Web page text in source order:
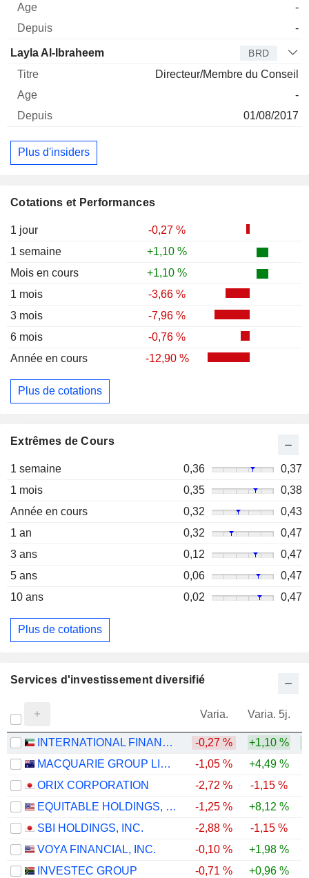
Cotations et Performances
1 jour
-0,27 %
1 semaine
+1,10 %
Mois en cours
+1,10 %
1 mois
-3,66 %
3 mois
-7,96 %
6 mois
-0,76 %
Année en cours
-12,90 %
Plus de cotations
Extrêmes de Cours
1 semaine 0,36
0,37
1 mois
0,35
0,38
Année en cours
0,32
0,43
1 an
0,32
0,47
3 ans
0,12
0,47
5 ans
0,06
0,47
10 ans
0,02 0,47
Plus de cotations
-
-
Layla Al-Ibraheem BRD
Directeur/Membre du Conseil
-
01/08/2017
Plus d'insiders
Services d'investissement diversifié
Varia. Varia. 5j.
INTERNATIONAL FINANCIAL ADVISORS HOLDING - KPSC -0,27 % +1,10 %
MACQUARIE GROUP LIMITED
-1,05 % +4,49 %
ORIX CORPORATION
-2,72 % -1,15 %
EQUITABLE HOLDINGS, INC.
-1,25 % +8,12 %
SBI HOLDINGS, INC.
-2,88 % -1,15 %
VOYA FINANCIAL, INC.
-0,10 % +1,98 %
INVESTEC GROUP
-0,71 % +0,96 %